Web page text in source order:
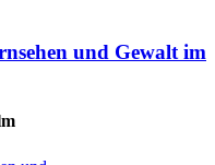
und Gewalt im